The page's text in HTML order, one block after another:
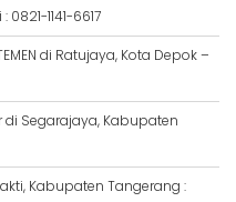
1141-6617
di Ratujaya, Kota Depok –
di Segarajaya, Kabupaten
Kabupaten Tangerang :